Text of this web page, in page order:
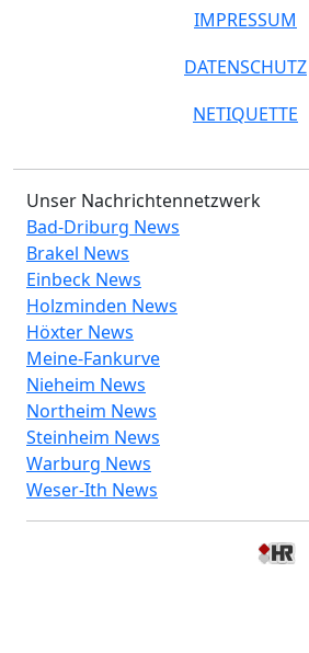
IMPRESSUM
DATENSCHUTZ
NETIQUETTE
Unser Nachrichtennetzwerk
Bad-Driburg News
Brakel News
Einbeck News
Holzminden News
Höxter News
Meine-Fankurve
Nieheim News
Northeim News
Steinheim News
Warburg News
Weser-Ith News